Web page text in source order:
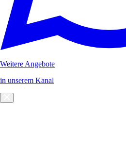
Weitere Angebote
in unserem Kanal